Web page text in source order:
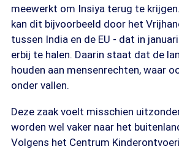
meewerkt om Insiya terug te
kan dit bijvoorbeeld door het
tussen India en de EU - dat in
erbij te halen. Daarin staat dat de
houden aan mensenrechten, waar
onder vallen.
Deze zaak voelt misschien
worden wel vaker naar het
Volgens het Centrum